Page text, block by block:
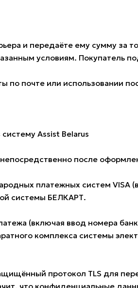
и передаёте ему сумму за
условиям. Покупатель
по почте или использовании
Assist Belarus
после
платежных систем VISA
системы БЕЛКАРТ.
(включая ввод номера
комплекса системы
протокол TLS для